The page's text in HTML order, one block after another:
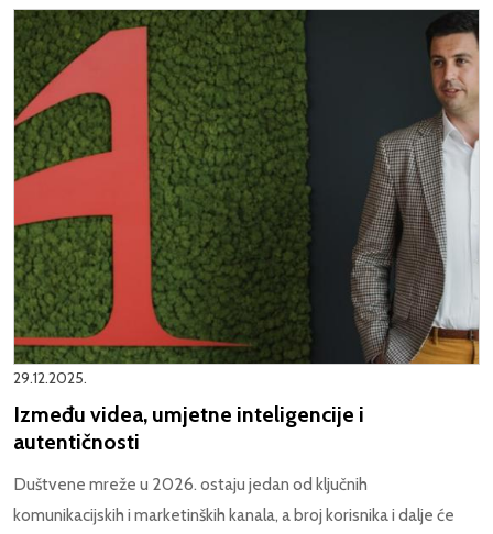
29.12.2025.
Između videa, umjetne inteligencije i
autentičnosti
Duštvene mreže u 2026. ostaju jedan od ključnih
komunikacijskih i marketinških kanala, a broj korisnika i dalje će